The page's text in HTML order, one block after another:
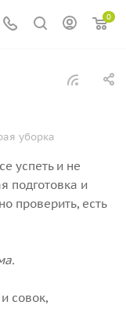
0
уборка
успеть и не
подготовка и
проверить, есть
совок,